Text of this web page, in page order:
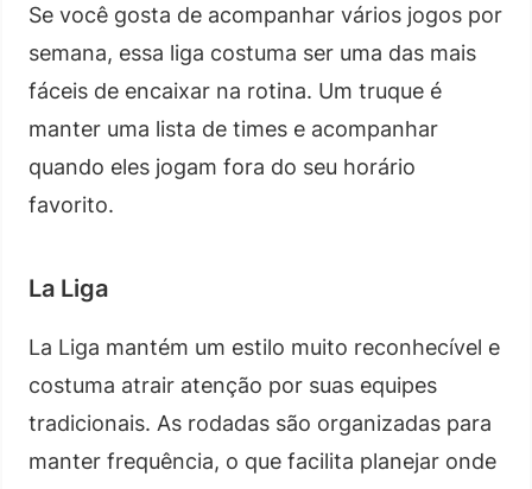
Se você gosta de acompanhar vários jogos por
semana, essa liga costuma ser uma das mais
fáceis de encaixar na rotina. Um truque é
manter uma lista de times e acompanhar
quando eles jogam fora do seu horário
favorito.
La Liga
La Liga mantém um estilo muito reconhecível e
costuma atrair atenção por suas equipes
tradicionais. As rodadas são organizadas para
manter frequência, o que facilita planejar onde